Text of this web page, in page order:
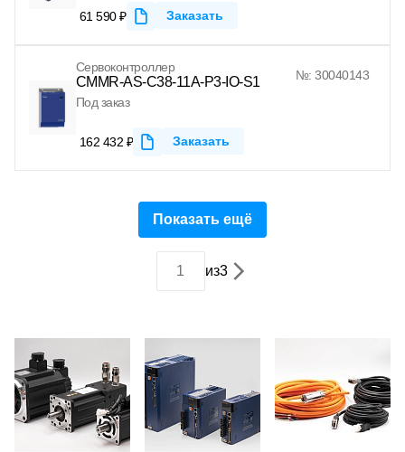
61 590 ₽ Заказать
Сервоконтроллер
CMMR-AS-C38-11A-P3-IO-S1
№: 30040143
Под заказ
162 432 ₽ Заказать
Показать ещё
из3